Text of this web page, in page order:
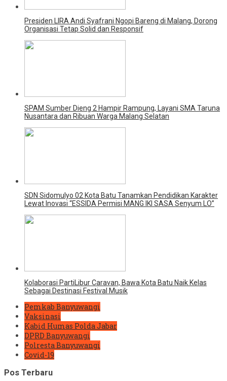
Presiden LIRA Andi Syafrani Ngopi Bareng di Malang, Dorong
Organisasi Tetap Solid dan Responsif
SPAM Sumber Dieng 2 Hampir Rampung, Layani SMA Taruna
Nusantara dan Ribuan Warga Malang Selatan
SDN Sidomulyo 02 Kota Batu Tanamkan Pendidikan Karakter
Lewat Inovasi “ESSIDA Permisi MANG IKI SASA Senyum LO”
Kolaborasi PartiLibur Caravan, Bawa Kota Batu Naik Kelas
Sebagai Destinasi Festival Musik
Pemkab Banyuwangi
Vaksinasi
Kabid Humas Polda Jabar
DPRD Banyuwangi
Polresta Banyuwangi
Covid-19
Pos Terbaru